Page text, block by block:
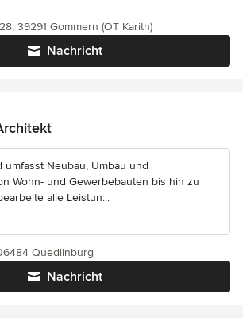
Nachricht
39291 Gommern (OT Karith)
umfasst Neubau, Umbau und
Wohn- und Gewerbebauten bis hin zu
alle Leistun...
Nachricht
Quedlinburg